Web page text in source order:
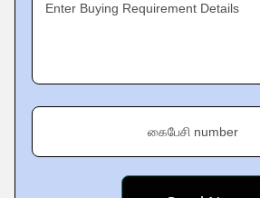
Enter Buying Requirement Details
கைபேசி number